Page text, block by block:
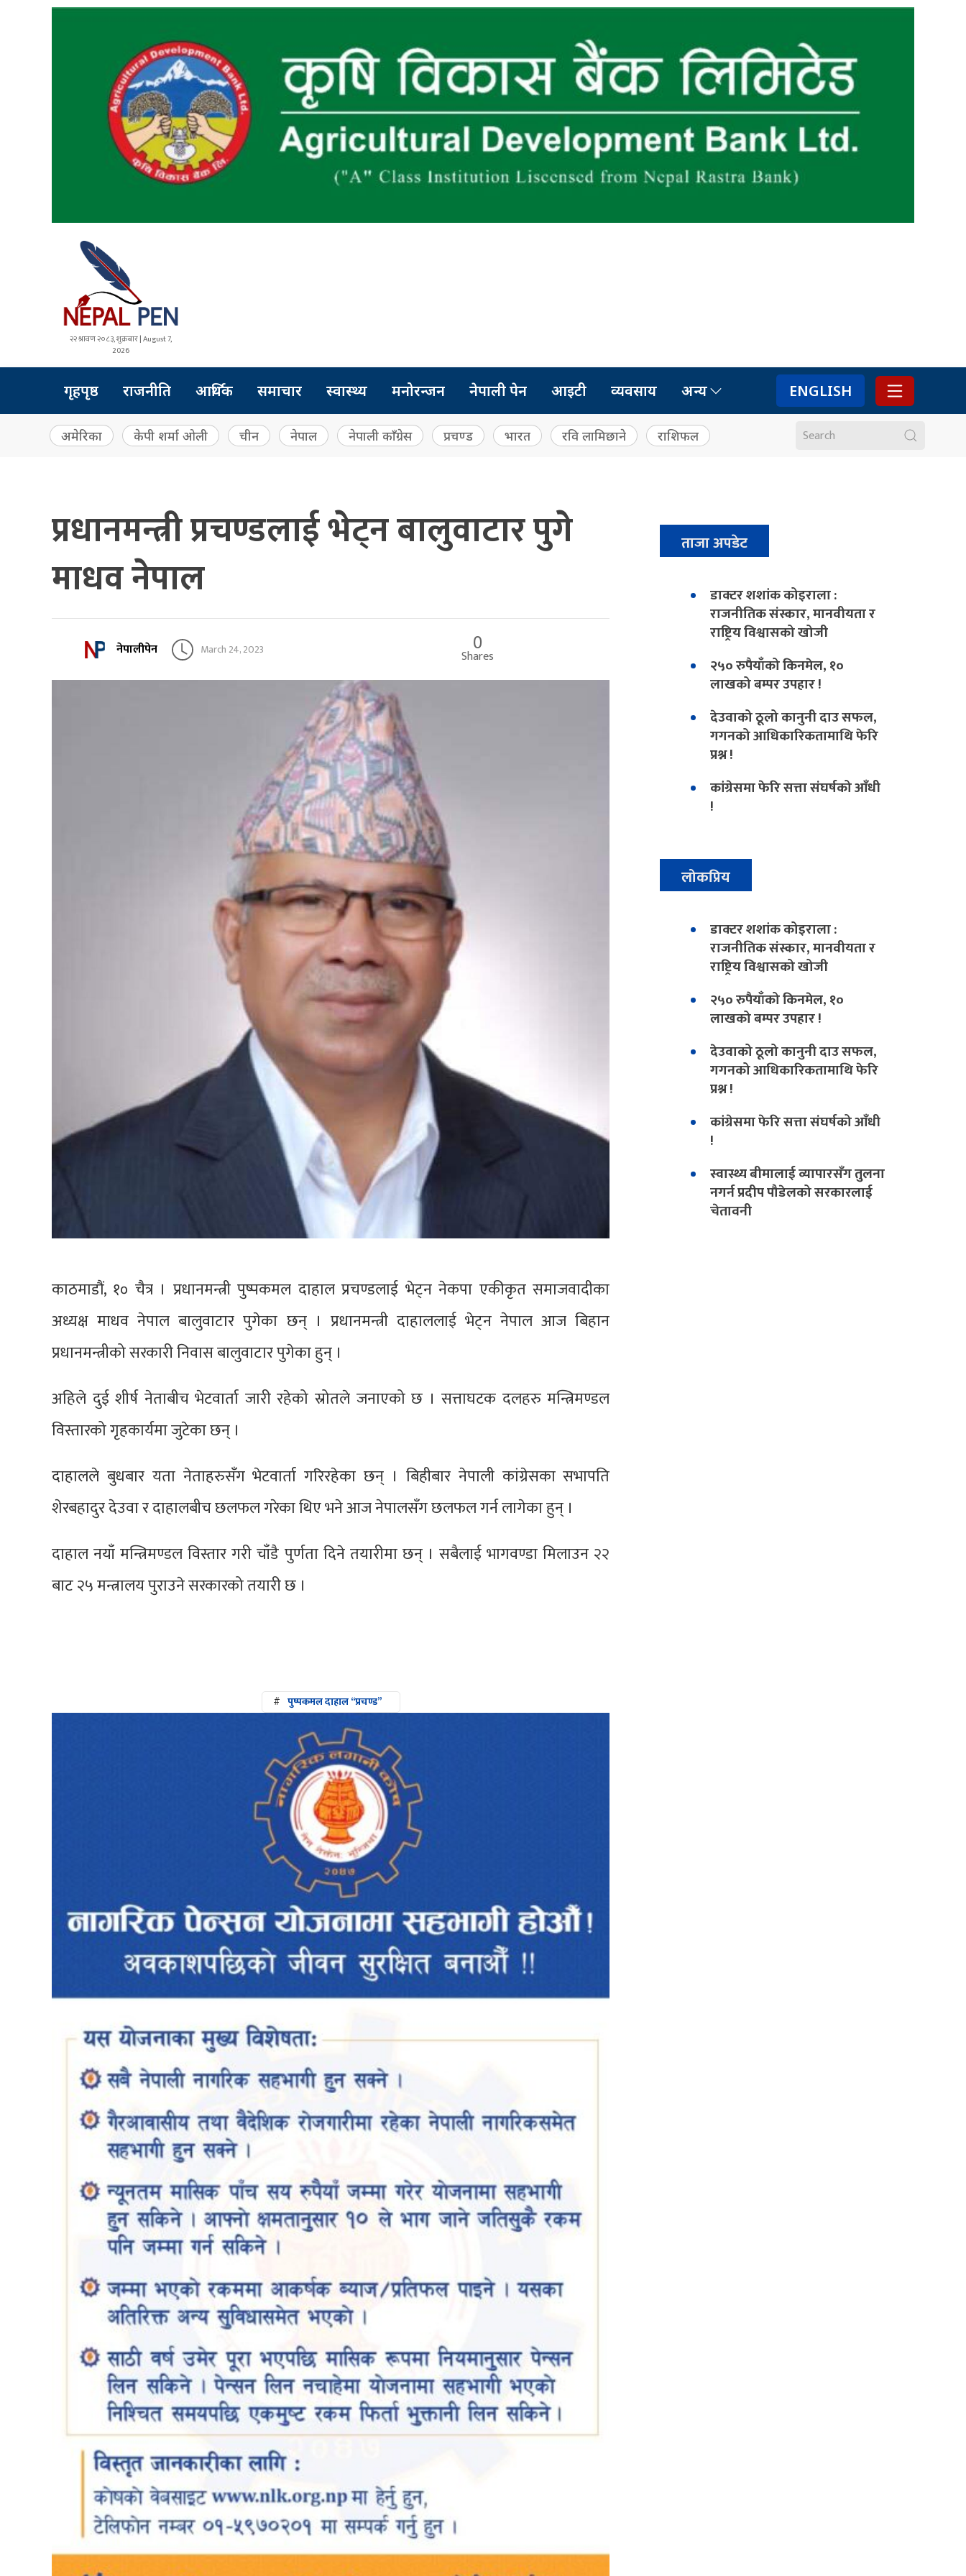
२२ श्रावण २०८३, शुक्रबार | August 7,
2026
गृहपृष्ठ राजनीति आर्थिक समाचार स्वास्थ्य मनोरन्जन नेपाली पेन आइटी व्यवसाय अन्य ENGLISH
अमेरिका केपी शर्मा ओली चीन नेपाल नेपाली काँग्रेस प्रचण्ड भारत रवि लामिछाने राशिफल
प्रधानमन्त्री प्रचण्डलाई भेट्न बालुवाटार पुगे
माधव नेपाल
नेपालीपेन March 24, 2023 0
Shares
काठमाडौं, १० चैत्र । प्रधानमन्त्री पुष्पकमल दाहाल प्रचण्डलाई भेट्न नेकपा एकीकृत समाजवादीका
अध्यक्ष माधव नेपाल बालुवाटार पुगेका छन् । प्रधानमन्त्री दाहाललाई भेट्न नेपाल आज बिहान
प्रधानमन्त्रीको सरकारी निवास बालुवाटार पुगेका हुन् ।
अहिले दुई शीर्ष नेताबीच भेटवार्ता जारी रहेको स्रोतले जनाएको छ । सत्ताघटक दलहरु मन्त्रिमण्डल
विस्तारको गृहकार्यमा जुटेका छन् ।
दाहालले बुधबार यता नेताहरुसँग भेटवार्ता गरिरहेका छन् । बिहीबार नेपाली कांग्रेसका सभापति
शेरबहादुर देउवा र दाहालबीच छलफल गरेका थिए भने आज नेपालसँग छलफल गर्न लागेका हुन् ।
दाहाल नयाँ मन्त्रिमण्डल विस्तार गरी चाँडै पुर्णता दिने तयारीमा छन् । सबैलाई भागवण्डा मिलाउन २२
बाट २५ मन्त्रालय पुराउने सरकारको तयारी छ ।
# पुष्पकमल दाहाल “प्रचण्ड”
ताजा अपडेट
डाक्टर शशांक कोइराला :
राजनीतिक संस्कार, मानवीयता र
राष्ट्रिय विश्वासको खोजी
२५० रुपैयाँको किनमेल, १०
लाखको बम्पर उपहार !
देउवाको ठूलो कानुनी दाउ सफल,
गगनको आधिकारिकतामाथि फेरि
प्रश्न !
कांग्रेसमा फेरि सत्ता संघर्षको आँधी
!
लोकप्रिय
डाक्टर शशांक कोइराला :
राजनीतिक संस्कार, मानवीयता र
राष्ट्रिय विश्वासको खोजी
२५० रुपैयाँको किनमेल, १०
लाखको बम्पर उपहार !
देउवाको ठूलो कानुनी दाउ सफल,
गगनको आधिकारिकतामाथि फेरि
प्रश्न !
कांग्रेसमा फेरि सत्ता संघर्षको आँधी
!
स्वास्थ्य बीमालाई व्यापारसँग तुलना
नगर्न प्रदीप पौडेलको सरकारलाई
चेतावनी